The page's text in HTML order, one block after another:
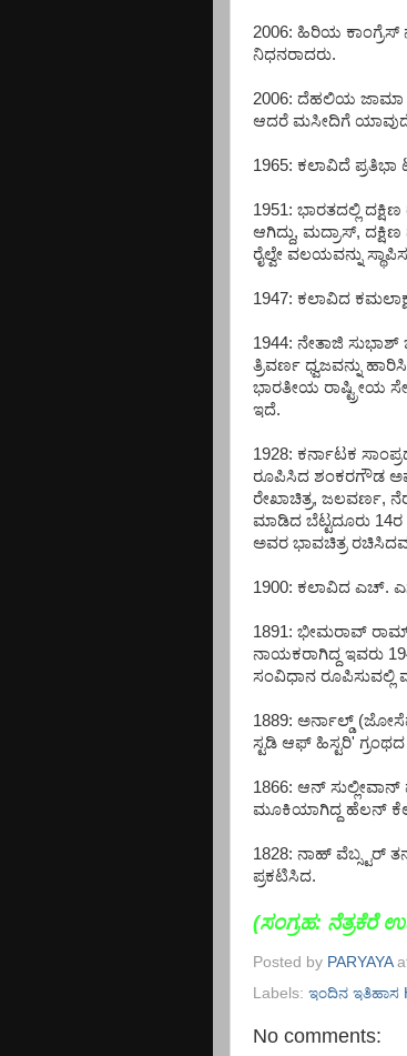
2006: ಹಿರಿಯ
ನಿಧನರಾದರು.
2006: ದೆಹಲಿಯ ಜಾಮಾ
ಆದರೆ ಮಸೀದಿಗೆ
1965: ಕಲಾವಿದೆ
1951: ಭಾರತದಲ್ಲಿ
ಆಗಿದ್ದು, ಮದ್ರಾಸ್, ದಕ್ಷಿಣ
ರೈಲ್ವೇ ವಲಯವನ್ನು
1947: ಕಲಾವಿದ
1944: ನೇತಾಜಿ
ತ್ರಿವರ್ಣ ಧ್ವಜವನ್ನು
ಭಾರತೀಯ ರಾಷ್ಟ್ರೀಯ
ಇದೆ.
1928: ಕರ್ನಾಟಕ
ರೂಪಿಸಿದ ಶಂಕರಗೌಡ
ರೇಖಾಚಿತ್ರ, ಜಲವರ್ಣ,
ಮಾಡಿದ ಬೆಟ್ಟದೂರು
ಅವರ ಭಾವಚಿತ್ರ
1900: ಕಲಾವಿದ ಎಚ್.
1891: ಭೀಮರಾವ್
ನಾಯಕರಾಗಿದ್ದ ಇವರು
ಸಂವಿಧಾನ ರೂಪಿಸುವಲ್ಲಿ
1889: ಅರ್ನಾಲ್ಡ್
ಸ್ಟಡಿ ಆಫ್ ಹಿಸ್ಟರಿ'
1866: ಆನ್
ಮೂಕಿಯಾಗಿದ್ದ ಹೆಲನ್
1828: ನಾಹ್ ವೆಬ್ಸ್ಟರ್
ಪ್ರಕಟಿಸಿದ.
(ಸಂಗ್ರಹ: ನೆತ್ರಕೆರೆ
Posted by PARYAYA
Labels: ಇಂದಿನ ಇತಿಹಾಸ
No comments: